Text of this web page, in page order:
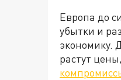
Европа до
убытки и
экономику.
растут